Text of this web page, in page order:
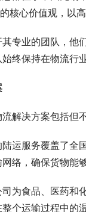
核心价值观，以
专业的团队，他
终保持在物流行
解决方案包括但
运服务覆盖了全
络，确保货物能
为食品、医药和
个运输过程中的